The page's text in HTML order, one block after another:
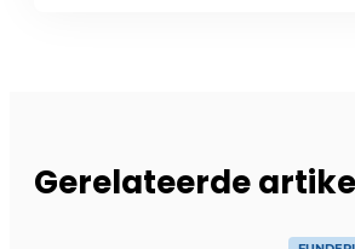
Gerelateerde